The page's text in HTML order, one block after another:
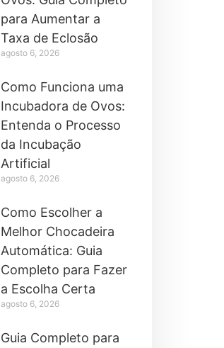
para Aumentar a
Taxa de Eclosão
agosto 6, 2026
Como Funciona uma
Incubadora de Ovos:
Entenda o Processo
da Incubação
Artificial
agosto 6, 2026
Como Escolher a
Melhor Chocadeira
Automática: Guia
Completo para Fazer
a Escolha Certa
agosto 6, 2026
Guia Completo para